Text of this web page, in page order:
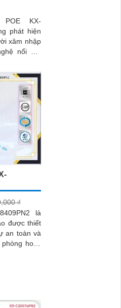
KX-
phát hiện
xâm nhập
hình ảnh
₫
là
được thiết
an toàn và
hoặc